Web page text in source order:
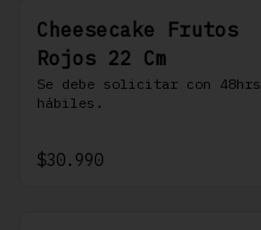
Cheesecake Frutos
Rojos 22 Cm
Se debe solicitar con 48hrs
hábiles.
$30.990